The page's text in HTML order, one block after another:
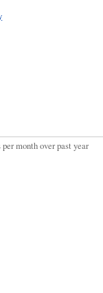
month over past year